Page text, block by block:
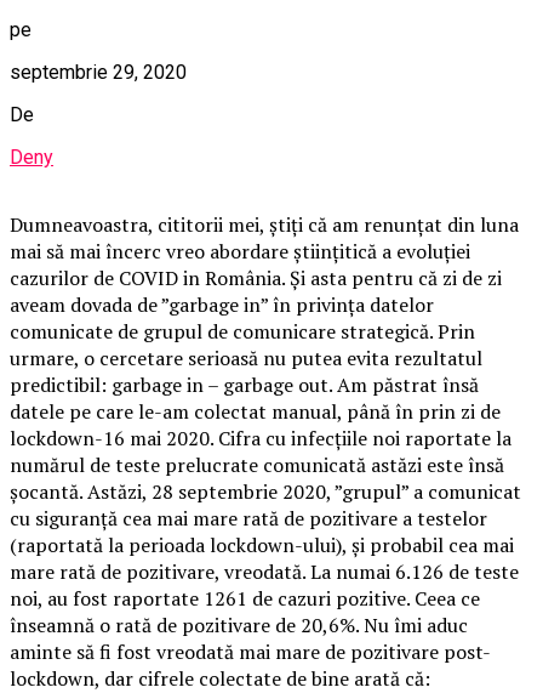
pe
septembrie 29, 2020
De
Deny
Dumneavoastra, cititorii mei, știți că am renunțat din luna
mai să mai încerc vreo abordare științitică a evoluției
cazurilor de COVID in România. Și asta pentru că zi de zi
aveam dovada de ”garbage in” în privința datelor
comunicate de grupul de comunicare strategică. Prin
urmare, o cercetare serioasă nu putea evita rezultatul
predictibil: garbage in – garbage out. Am păstrat însă
datele pe care le-am colectat manual, până în prin zi de
lockdown-16 mai 2020. Cifra cu infecțiile noi raportate la
numărul de teste prelucrate comunicată astăzi este însă
șocantă. Astăzi, 28 septembrie 2020, ”grupul” a comunicat
cu siguranță cea mai mare rată de pozitivare a testelor
(raportată la perioada lockdown-ului), și probabil cea mai
mare rată de pozitivare, vreodată. La numai 6.126 de teste
noi, au fost raportate 1261 de cazuri pozitive. Ceea ce
înseamnă o rată de pozitivare de 20,6%. Nu îmi aduc
aminte să fi fost vreodată mai mare de pozitivare post-
lockdown, dar cifrele colectate de bine arată că: